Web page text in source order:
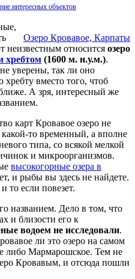
интересных объектов
Озеро Кровавое, Карпаты
неизвестным относится озеро
хребтом (1600 м. н.у.м.).
уверены, так ли оно
вместо того, чтоб
А зря, интересный же
карт Кровавое озеро не
то временный, а вполне
типа, со всякой мелкой
и микроорганизмов.
высокогорные озера в
и рыбы вы здесь не найдете.
то если повезет.
названием. Дело в том, что
и близости его к
водоем не исследовали.
ли это озеро на самом
либо Мармарошское. Тем не
Кровавым, и отсюда пошли